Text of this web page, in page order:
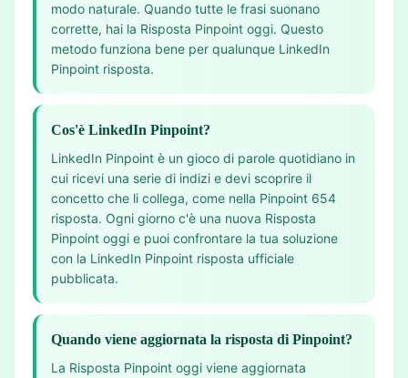
modo naturale. Quando tutte le frasi suonano
corrette, hai la Risposta Pinpoint oggi. Questo
metodo funziona bene per qualunque LinkedIn
Pinpoint risposta.
Cos'è LinkedIn Pinpoint?
LinkedIn Pinpoint è un gioco di parole quotidiano in
cui ricevi una serie di indizi e devi scoprire il
concetto che li collega, come nella Pinpoint 654
risposta. Ogni giorno c'è una nuova Risposta
Pinpoint oggi e puoi confrontare la tua soluzione
con la LinkedIn Pinpoint risposta ufficiale
pubblicata.
Quando viene aggiornata la risposta di Pinpoint?
La Risposta Pinpoint oggi viene aggiornata